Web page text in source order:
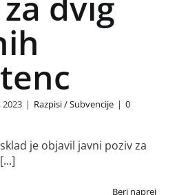
2023 | Razpisi / Subvencije | 0
je objavil javni poziv za
Beri naprej